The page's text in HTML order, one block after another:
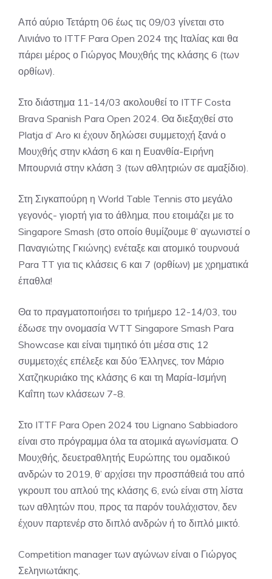
Από αύριο Τετάρτη 06 έως τις 09/03 γίνεται στο
Λινιάνο το ITTF Para Open 2024 της Ιταλίας και θα
πάρει μέρος ο Γιώργος Μουχθής της κλάσης 6 (των
ορθίων).
Στο διάστημα 11-14/03 ακολουθεί το ITTF Costa
Brava Spanish Para Open 2024. Θα διεξαχθεί στο
Platja d’ Aro κι έχουν δηλώσει συμμετοχή ξανά ο
Μουχθής στην κλάση 6 και η Ευανθία-Ειρήνη
Μπουρνιά στην κλάση 3 (των αθλητριών σε αμαξίδιο).
Στη Σιγκαπούρη η World Table Tennis στο μεγάλο
γεγονός- γιορτή για το άθλημα, που ετοιμάζει με το
Singapore Smash (στο οποίο θυμίζουμε θ’ αγωνιστεί ο
Παναγιώτης Γκιώνης) ενέταξε και ατομικό τουρνουά
Para TT για τις κλάσεις 6 και 7 (ορθίων) με χρηματικά
έπαθλα!
Θα το πραγματοποιήσει το τριήμερο 12-14/03, του
έδωσε την ονομασία WTT Singapore Smash Para
Showcase και είναι τιμητικό ότι μέσα στις 12
συμμετοχές επέλεξε και δύο Έλληνες, τον Μάριο
Χατζηκυριάκο της κλάσης 6 και τη Μαρία-Ισμήνη
Καΐπη των κλάσεων 7-8.
Στο ITTF Para Open 2024 του Lignano Sabbiadoro
είναι στο πρόγραμμα όλα τα ατομικά αγωνίσματα. Ο
Μουχθής, δευετραθλητής Ευρώπης του ομαδικού
ανδρών το 2019, θ’ αρχίσει την προσπάθειά του από
γκρουπ του απλού της κλάσης 6, ενώ είναι στη λίστα
των αθλητών που, προς τα παρόν τουλάχιστον, δεν
έχουν παρτενέρ στο διπλό ανδρών ή το διπλό μικτό.
Competition manager των αγώνων είναι ο Γιώργος
Σεληνιωτάκης.